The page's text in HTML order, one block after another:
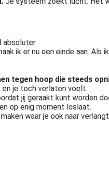
absoluter.
ik er nu een einde aan.
tegen hoop die steeds
je toch verlaten voelt.
jij geraakt kunt worden
op enig moment loslaat.
waar je ook naar